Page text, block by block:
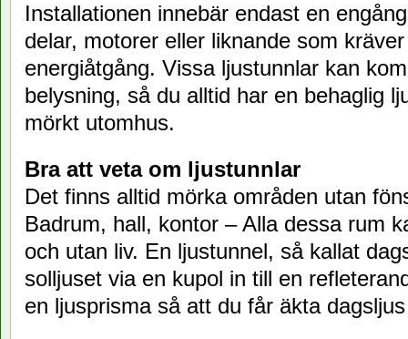
Installationen innebär endast en
delar, motorer eller liknande som
energiåtgång. Vissa ljustunnlar kan
belysning, så du alltid har en behaglig
mörkt utomhus.
Bra att veta om ljustunnlar
Det finns alltid mörka områden utan
Badrum, hall, kontor – Alla dessa rum
och utan liv. En ljustunnel, så kallat
solljuset via en kupol in till en
en ljusprisma så att du får äkta